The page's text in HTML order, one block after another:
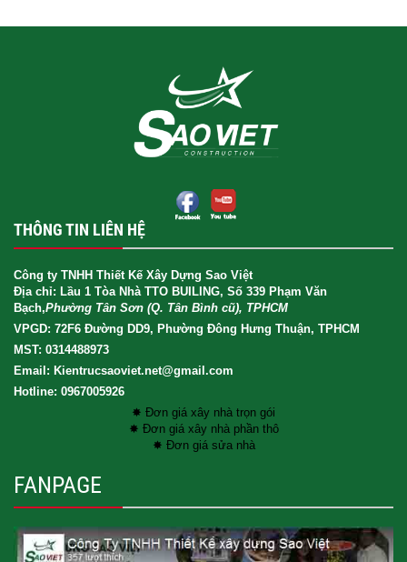
THÔNG TIN LIÊN HỆ
Công ty TNHH Thiết Kế Xây Dựng Sao Việt
Địa chỉ: Lầu 1 Tòa Nhà TTO BUILING, Số 339 Phạm Văn
Bạch,Phường Tân Sơn (Q. Tân Bình cũ), TPHCM
VPGD: 72F6 Đường DD9, Phường Đông Hưng Thuận, TPHCM
MST: 0314488973
Email: Kientrucsaoviet.net@gmail.com
Hotline: 0967005926
✸ Đơn giá xây nhà trọn gói
✸ Đơn giá xây nhà phần thô
✸ Đơn giá sửa nhà
FANPAGE